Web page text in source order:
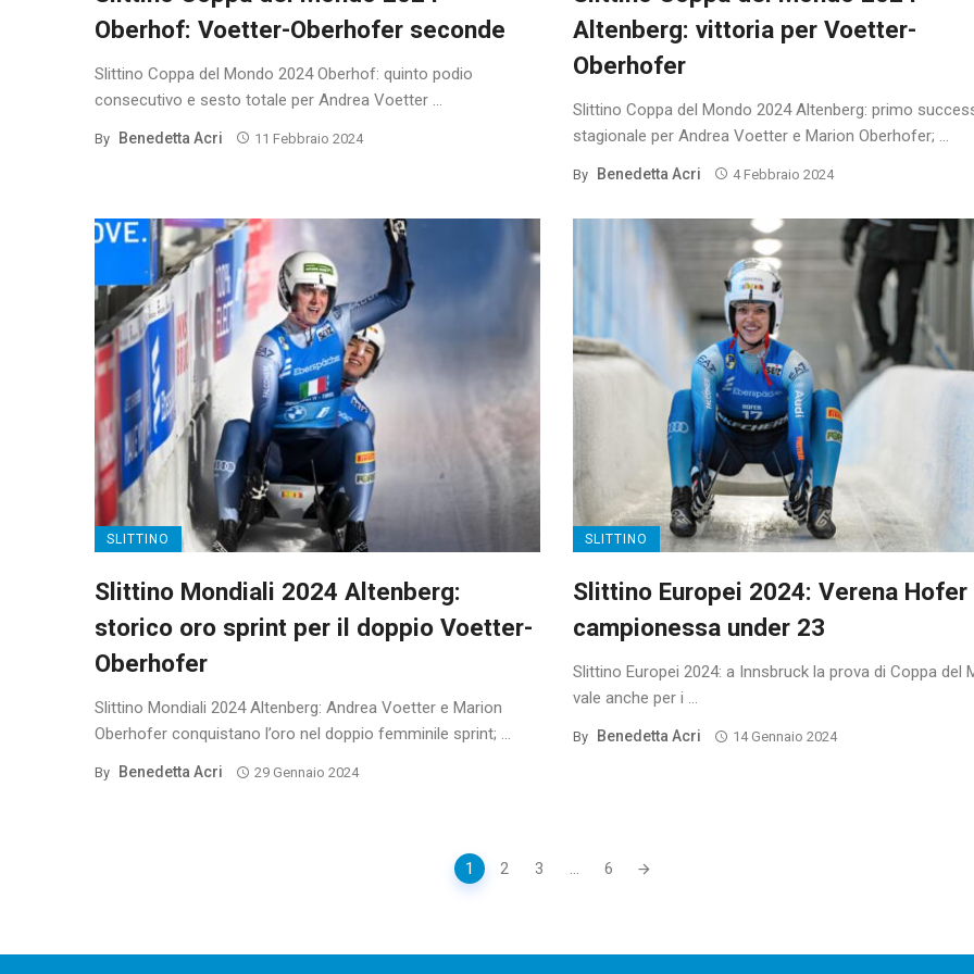
Oberhof: Voetter-Oberhofer seconde
Slittino Coppa del Mondo 2024 Oberhof: quinto podio
consecutivo e sesto totale per Andrea Voetter ...
By Benedetta Acri 11 Febbraio 2024
Altenberg: vittoria per Voetter-
Oberhofer
Slittino Coppa del Mondo 2024 Altenberg: primo
stagionale per Andrea Voetter e Marion Oberhofer; ...
By Benedetta Acri 4 Febbraio 2024
SLITTINO
Slittino Mondiali 2024 Altenberg:
storico oro sprint per il doppio Voetter-
Oberhofer
Slittino Mondiali 2024 Altenberg: Andrea Voetter e Marion
Oberhofer conquistano l’oro nel doppio femminile sprint; ...
By Benedetta Acri 29 Gennaio 2024
SLITTINO
Slittino Europei 2024: Verena Hofer
campionessa under 23
Slittino Europei 2024: a Innsbruck la prova di Coppa del
vale anche per i ...
By Benedetta Acri 14 Gennaio 2024
1 2 3 ... 6